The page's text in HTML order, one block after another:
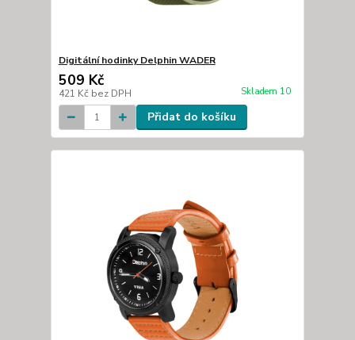
Digitální hodinky Delphin WADER
509 Kč
421 Kč bez DPH Skladem 10
Přidat do košíku